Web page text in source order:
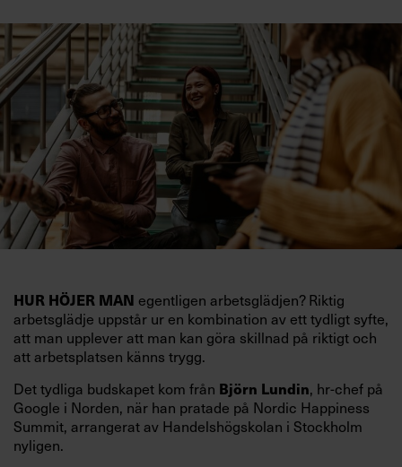
HUR HÖJER MAN egentligen arbetsglädjen? Riktig
arbetsglädje uppstår ur en kombination av ett tydligt syfte,
att man upplever att man kan göra skillnad på riktigt och
att arbetsplatsen känns trygg.
Det tydliga budskapet kom från Björn Lundin, hr-chef på
Google i Norden, när han pratade på Nordic Happiness
Summit, arrangerat av Handelshögskolan i Stockholm
nyligen.